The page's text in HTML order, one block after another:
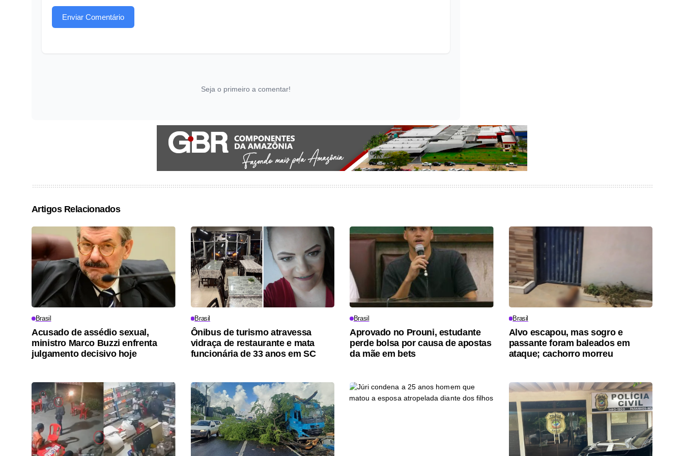
Enviar Comentário
Seja o primeiro a comentar!
Artigos Relacionados
Brasil
Acusado de assédio sexual,
ministro Marco Buzzi enfrenta
julgamento decisivo hoje
Brasil
Ônibus de turismo atravessa
vidraça de restaurante e mata
funcionária de 33 anos em SC
Brasil
Aprovado no Prouni, estudante
perde bolsa por causa de apostas
da mãe em bets
Brasil
Alvo escapou, mas sogro e
passante foram baleados em
ataque; cachorro morreu